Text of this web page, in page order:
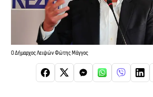
Ο Δήμαρχος Λειψών Φώτης Μάγγος